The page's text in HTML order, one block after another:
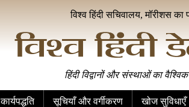
विश्व हिंदी सचिवालय, मॉरीशस का
हिंदी विद्वानों और संस्थाओं का
कार्यपद्धति सूचियाँ और वर्गीकरण खोज सुविधाएँ